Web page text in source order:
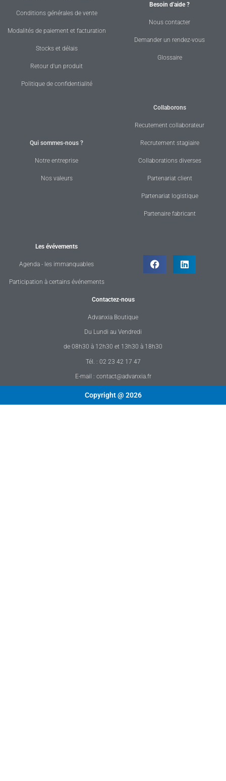
Conditions générales de vente
Modalités de paiement et facturation
Stocks et délais
Retour d'un produit
Politique de confidentialité
Besoin d'aide ?
Nous contacter
Demander un rendez-vous
Glossaire
Qui sommes-nous ?
Notre entreprise
Nos valeurs
Collaborons
Recutement collaborateur
Recrutement stagiaire
Collaborations diverses
Partenariat client
Partenariat logistique
Partenaire fabricant
Les évévements
Agenda - les immanquables
Participation à certains événements
Contactez-nous
Advanxia Boutique
Du Lundi au Vendredi
de 08h30 à 12h30 et 13h30 à 18h30
Tél. : 02 23 42 17 47
E-mail : contact@advanxia.fr
Copyright @ 2026